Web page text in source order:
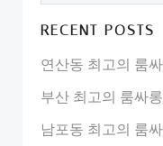
RECENT POSTS
연산동 최고의 룸
부산 최고의 룸싸
남포동 최고의 룸